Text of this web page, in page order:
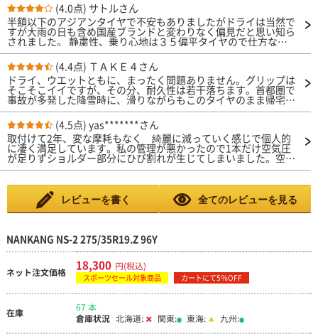
(4.0点) サトルさん
半額以下のアジアンタイヤで不安もありましたがドライは当然で
すが大雨の日も含め国産ブランドと変わりなく偏見だと思い知ら
されました。 静粛性、乗り心地は３５偏平タイヤので仕方ない
部分もありここまでは、国産タイヤと大きく変わりないです。
ただ正直タイヤ寿命に関しては有名ブランド比較すると落ちま
す。私は乱暴な走りをする方なので国産タイヤでも２万Ｋ持てば
良いほでしたが交換して１万Ｋほどでスリップサインが出ると車
検時に報告を受けました。 それでも不安は１度も経験した事
はなく国産の６分山タイヤより良い仕事をするので２回取りかえ
る前提だとお得です半額以下ですからね。
(4.4点) ＴＡＫＥ４さん
ドライ、ウエットともに、まったく問題ありません。グリップは
そこそこイイですが、その分、耐久性は若干落ちます。首都圏で
事故が多発した降雪時に、滑りながらもこのタイヤのまま帰宅で
きたので、ＯＫとしました。（スタッドレス装着車と全く一緒に
走れたので） 音は止むを得ませんネ。想像の通りです。このサ
イズでは、当然だと思います。 乗り心地も、サイズ相応ではあ
りますが、国産スポーツタイヤよりはソフトです。 燃費は国産
スポーツタイヤと変わりません。タイヤ次第ではなく、運転次第
です。
(4.5点) yas*******さん
取付けて2年、変な摩耗もなく 綺麗に減っていく感じで個人的
に凄く満足しています。私の管理が悪かったので1本だけ空気圧
が足りずショルダー部分にひび割れが生じてしまいました。空気
圧のチェックは大事ですね。
レビューを書く 全てのレビューを見る
NANKANG NS-2 275/35R19.Z 96Y
ネット注文価格 18,300 円(税込)
スポーツセール対象商品 カートにて5％OFF
在庫
67 本
倉庫状況 北海道: 関東: 東海: 九州: